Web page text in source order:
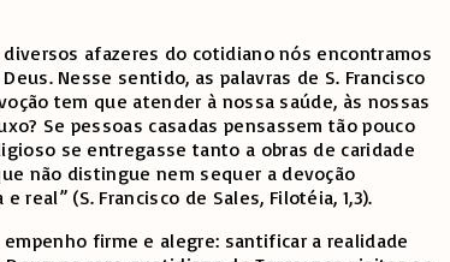
afazeres do cotidiano nós encontramos
Nesse sentido, as palavras de S. Francisco
tem que atender à nossa saúde, às nossas
Se pessoas casadas pensassem tão pouco
se entregasse tanto a obras de caridade
não distingue nem sequer a devoção
(S. Francisco de Sales, Filotéia, 1,3).
firme e alegre: santificar a realidade